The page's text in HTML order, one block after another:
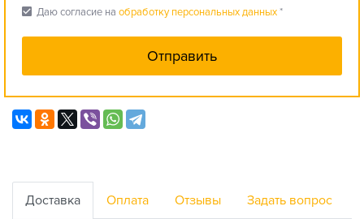
check_box Даю согласие на обработку персональных данных*
Доставка Оплата Отзывы Задать вопрос